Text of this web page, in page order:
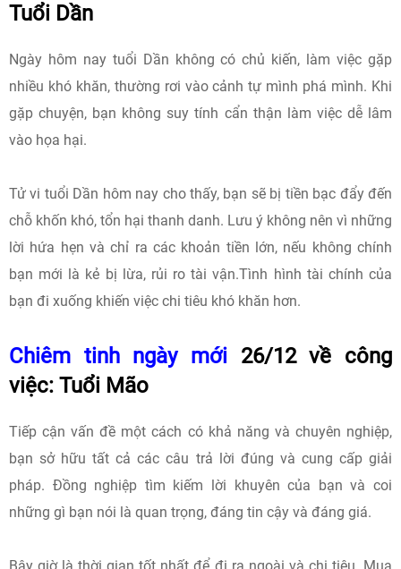
Tuổi Dần
Ngày hôm nay tuổi Dần không có chủ kiến, làm việc gặp
nhiều khó khăn, thường rơi vào cảnh tự mình phá mình. Khi
gặp chuyện, bạn không suy tính cẩn thận làm việc dễ lâm
vào họa hại.
Tử vi tuổi Dần hôm nay cho thấy, bạn sẽ bị tiền bạc đẩy đến
chỗ khốn khó, tổn hại thanh danh. Lưu ý không nên vì những
lời hứa hẹn và chỉ ra các khoản tiền lớn, nếu không chính
bạn mới là kẻ bị lừa, rủi ro tài vận.Tình hình tài chính của
bạn đi xuống khiến việc chi tiêu khó khăn hơn.
Chiêm tinh ngày mới 26/12 về công
việc: Tuổi Mão
Tiếp cận vấn đề một cách có khả năng và chuyên nghiệp,
bạn sở hữu tất cả các câu trả lời đúng và cung cấp giải
pháp. Đồng nghiệp tìm kiếm lời khuyên của bạn và coi
những gì bạn nói là quan trọng, đáng tin cậy và đáng giá.